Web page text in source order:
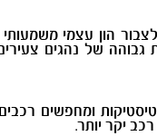
הון עצמי
גבוהה של נהגים
ומחפשים
יקר יותר.